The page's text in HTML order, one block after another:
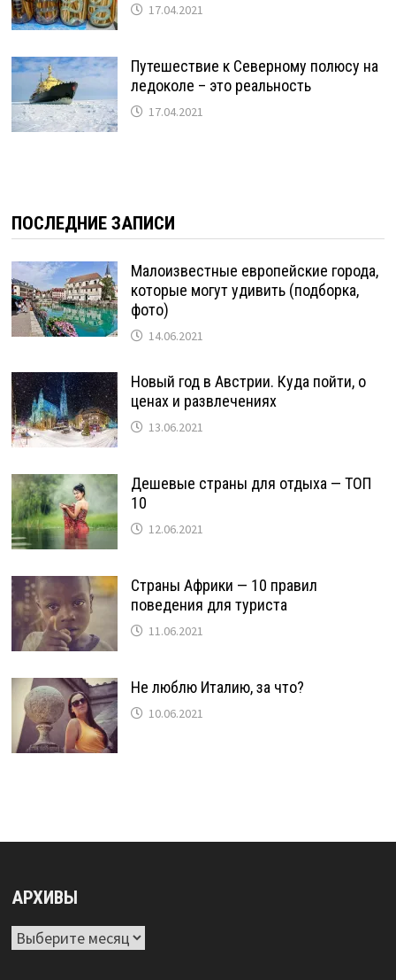
17.04.2021
Путешествие к Северному полюсу на
ледоколе – это реальность
17.04.2021
ПОСЛЕДНИЕ ЗАПИСИ
Малоизвестные европейские города,
которые могут удивить (подборка,
фото)
14.06.2021
Новый год в Австрии. Куда пойти, о
ценах и развлечениях
13.06.2021
Дешевые страны для отдыха — ТОП
10
12.06.2021
Страны Африки — 10 правил
поведения для туриста
11.06.2021
Не люблю Италию, за что?
10.06.2021
АРХИВЫ
Архивы